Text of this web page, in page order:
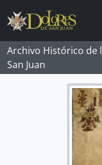
Skip to main content
Archivo Histórico de
San Juan